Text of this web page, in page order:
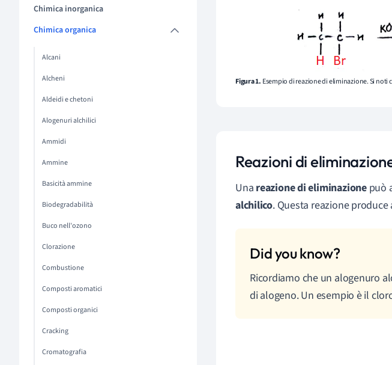
Chimica inorganica
Chimica organica
Alcani
Alcheni
Aldeidi e chetoni
Alogenuri alchilici
Ammidi
Ammine
Basicità ammine
Biodegradabilità
Buco nell'ozono
Clorazione
Combustione
Composti aromatici
Composti organici
Cracking
Cromatografia
Figura 1. Esempio di reazione di eliminazione. Si
Reazioni di
Una reazione di eliminazionepuò
alchilico. Questa reazione
Ricordiamo che un alogenuro
di alogeno. Un esempio è il